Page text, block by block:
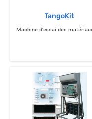
TangoKit